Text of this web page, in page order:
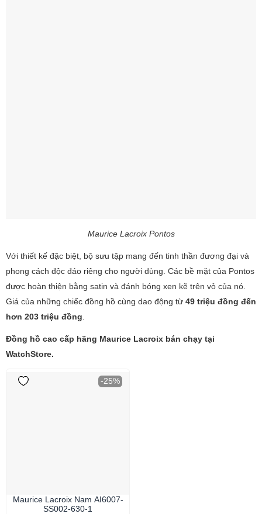
Maurice Lacroix Pontos
Với thiết kế đặc biệt, bộ sưu tập mang đến tinh thần đương đại và
phong cách độc đáo riêng cho người dùng. Các bề mặt của Pontos
được hoàn thiện bằng satin và đánh bóng xen kẽ trên vỏ của nó.
Giá của những chiếc đồng hồ cùng dao động từ 49 triệu đồng đến
hơn 203 triệu đồng
Đồng hồ cao cấp hãng Maurice Lacroix bán chạy tại
WatchStore.
-25%
Maurice Lacroix Nam AI6007-
SS002-630-1